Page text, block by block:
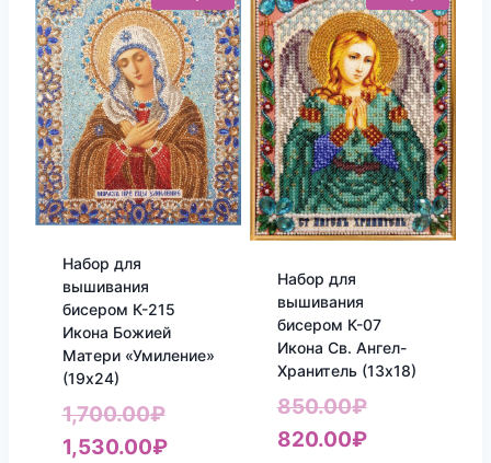
Набор для
вышивания
бисером К-215
Икона Божией
Матери «Умиление»
(19х24)
1,700.00₽Первоначальная
цена
1,530.00₽Текущая
Набор для
вышивания
бисером К-07
Икона Св. Ангел-
Хранитель (13х18)
850.00₽
цена
820.00₽Текущая